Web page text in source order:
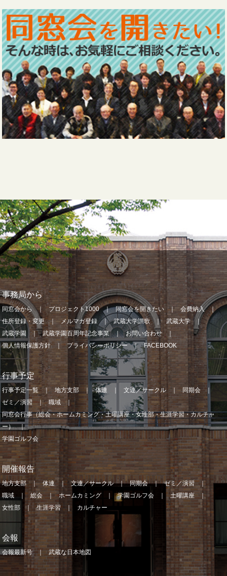
事務局から
同窓会から プロジェクト1000 同窓会を開きたい
会費納入
住所登録・変更
メルマガ登録 武蔵大学讃歌
武蔵大学
武蔵学園
武蔵学園百周年記念事業
お問い合わせ
個人情報保護方針
プライバシーポリシー FACEBOOK
行事予定
行事予定一覧 地方支部 体連 文連／サークル
同期会
ゼミ／演習
職域
同窓会行事（総会・ホームカミング・土曜講座・女性部・生涯学習・カルチャ
ー）
学園ゴルフ会
開催報告
地方支部 体連 文連／サークル 同期会
ゼミ／演習
職域
総会 ホームカミング 学園ゴルフ会
土曜講座
女性部
生涯学習 カルチャー
会報
会報最新号 武蔵な日本地図